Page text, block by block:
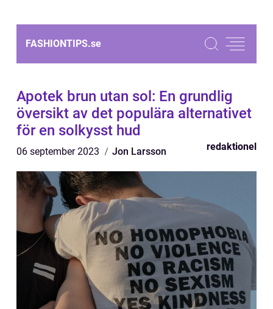
FASHIONTIPS.se
Apotek brun utan sol: En grundlig
översikt av det populära alternativet
för en solkysst hud
06 september 2023 Jon Larsson redaktionel